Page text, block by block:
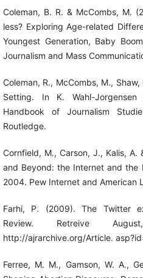
Coleman, B. R. & McCombs, M.
less? Exploring Age-related
Youngest Generation, Baby
Journalism and Mass
Coleman, R., McCombs, M.,
Setting. In K. Wahl-
Handbook of Journalism
Routledge.
Cornfield, M., Carson, J., Kalis,
and Beyond: the Internet and the
2004. Pew Internet and American
Farhi, P. (2009). The Twitter
Review. Retreive
http://ajrarchive.org/Article.
Ferree, M. M., Gamson, W. A.,